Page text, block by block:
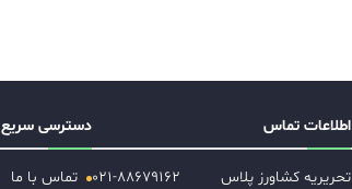
اطلاعات تماس
تحریریه کشاورز پلاس
۰۲۱-۸۸۶۷۹۱۶۲
دسترسی سریع
تماس با ما